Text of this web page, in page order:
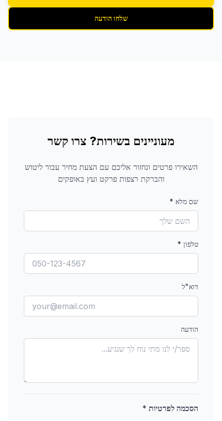
שלחו הודעה
מעוניינים בשירות? צרו קשר
השאירו פרטים ונחזור אליכם עם הצעת מחיר עבורליטוש
והברקת רצפות פרקט ועץ באופקים
שם מלא *
טלפון *
דוא"ל
הודעה
הסכמה לפרטיות *